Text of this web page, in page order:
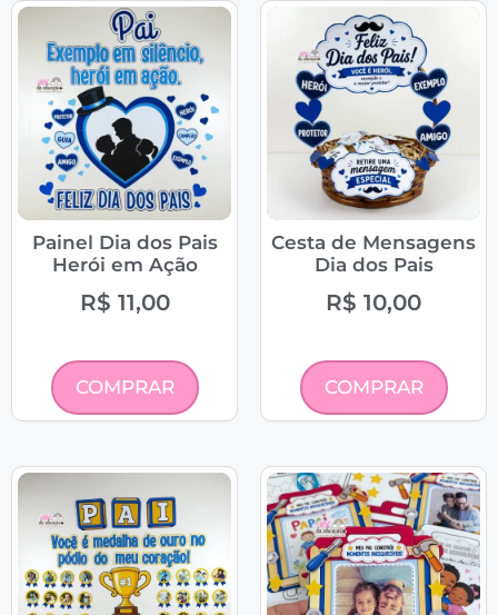
Painel Dia dos Pais
Herói em Ação
R$ 11,00
COMPRAR
Cesta de Mensagens
Dia dos Pais
R$ 10,00
COMPRAR